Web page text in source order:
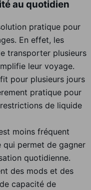
au quotidien
pratique pour
En effet, les
transporter plusieurs
leur voyage.
pour plusieurs jours
pratique pour
de liquide
moins fréquent
qui permet de gagner
quotidienne.
des mods et des
capacité de